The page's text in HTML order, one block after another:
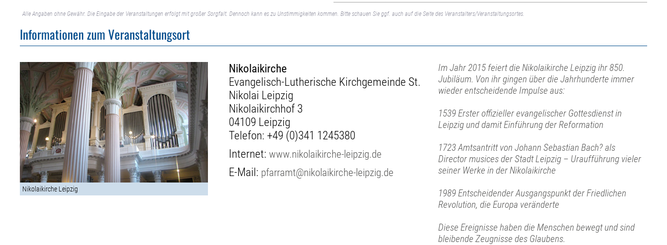
Alle Angaben ohne Gewähr. Die Eingabe der Veranstaltungen erfolgt mit großer Sorgfalt. Dennoch kann es zu Unstimmigkeiten kommen. Bitte schauen Sie ggf. auch auf die Seite des Veranstalters/Veranstaltungsortes.
Informationen zum Veranstaltungsort
Nikolaikirche Leipzig
Nikolaikirche
Evangelisch-Lutherische Kirchgemeinde St.
Nikolai Leipzig
Nikolaikirchhof 3
04109 Leipzig
Telefon: +49 (0)341 1245380
Internet:www.nikolaikirche-leipzig.de
E-Mail: pfarramt@nikolaikirche-leipzig.de
Im Jahr 2015 feiert die Nikolaikirche Leipzig ihr 850.
Jubiläum. Von ihr gingen über die Jahrhunderte immer
wieder entscheidende Impulse aus:
1539 Erster offizieller evangelischer Gottesdienst in
Leipzig und damit Einführung der Reformation
1723 Amtsantritt von Johann Sebastian Bach? als
Director musices der Stadt Leipzig – Uraufführung vieler
seiner Werke in der Nikolaikirche
1989 Entscheidender Ausgangspunkt der Friedlichen
Revolution, die Europa veränderte
Diese Ereignisse haben die Menschen bewegt und sind
bleibende Zeugnisse des Glaubens.